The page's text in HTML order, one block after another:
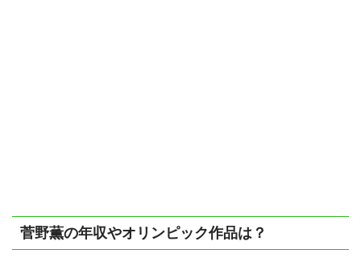
菅野薫の年収やオリンピック作品は？